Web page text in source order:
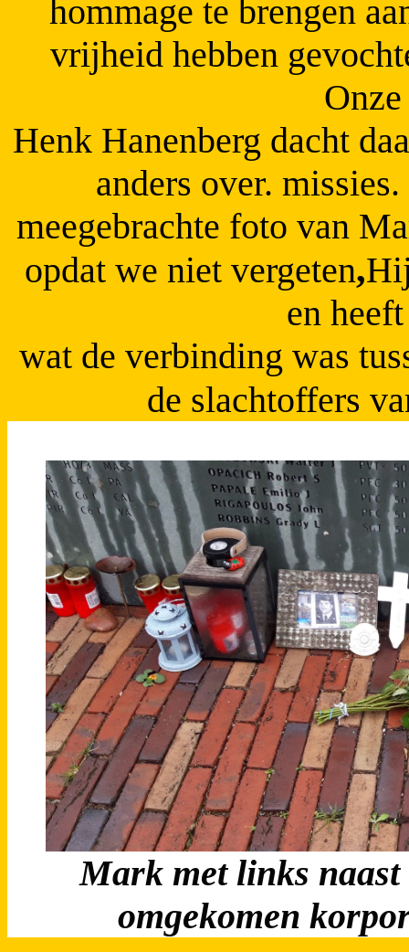
hommage te brengen
vrijheid hebben
Henk Hanenberg dacht
anders over.
meegebrachte foto van
opdat we niet vergeten,
en
wat de verbinding was
de slachtoffers
Mark met links
omgekomen